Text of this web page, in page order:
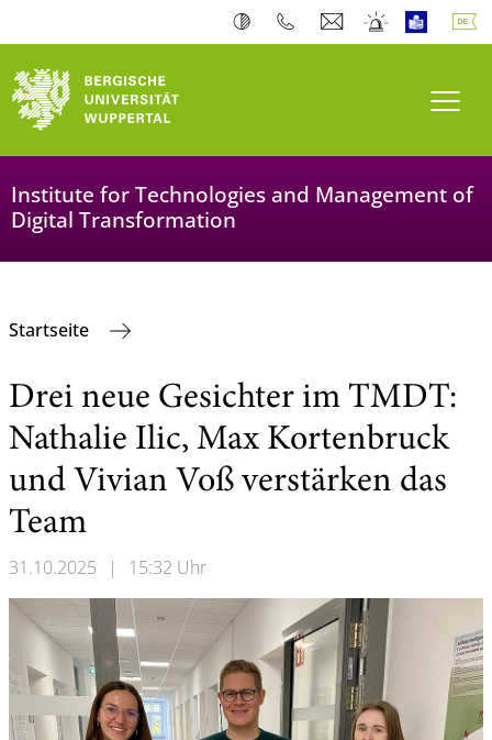
Institute for Technologies and Management of
Digital Transformation
Startseite
Drei neue Gesichter im TMDT:
Nathalie Ilic, Max Kortenbruck
und Vivian Voß verstärken das
Team
31.10.2025 | 15:32 Uhr